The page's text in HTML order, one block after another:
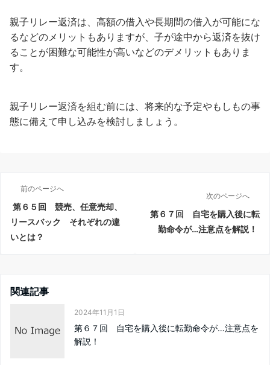
親子リレー返済は、高額の借入や長期間の借入が可能にな
るなどのメリットもありますが、子が途中から返済を抜け
ることが困難な可能性が高いなどのデメリットもありま
す。
親子リレー返済を組む前には、将来的な予定やもしもの事
態に備えて申し込みを検討しましょう。
前のページへ
第６５回 競売、任意売却、
リースバック それぞれの違
いとは？
次のページへ
第６７回 自宅を購入後に転
勤命令が…注意点を解説！
関連記事
2024年11月1日
第６７回 自宅を購入後に転勤命令が…注意点を
解説！